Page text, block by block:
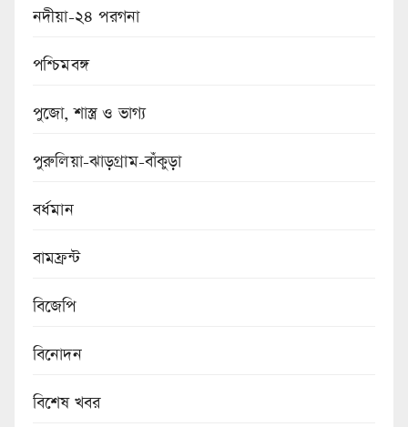
নদীয়া-২৪ পরগনা
পশ্চিমবঙ্গ
পুজো, শাস্ত্র ও ভাগ্য
পুরুলিয়া-ঝাড়গ্রাম-বাঁকুড়া
বর্ধমান
বামফ্রন্ট
বিজেপি
বিনোদন
বিশেষ খবর